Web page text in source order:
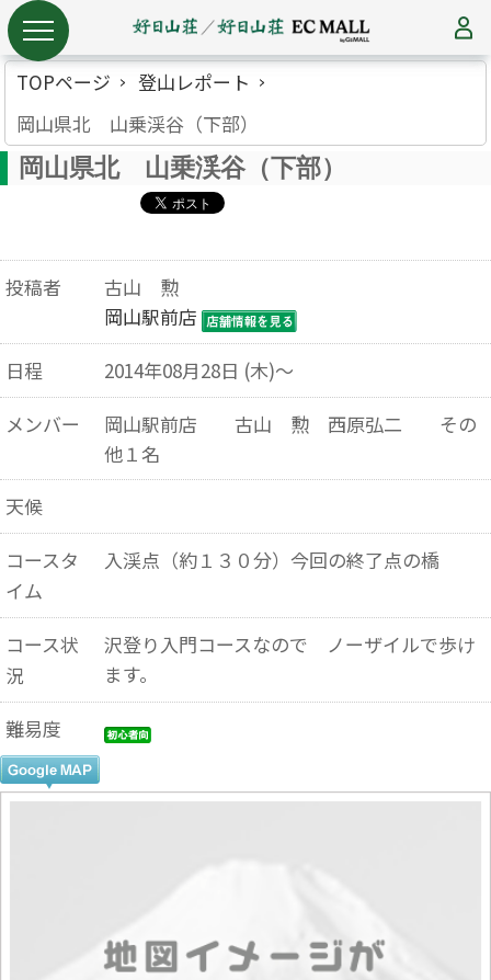
TOPページ
登山レポート
岡山県北 山乗渓谷（下部）
岡山県北 山乗渓谷（下部）
投稿者
古山 勲
岡山駅前店
日程
2014年08月28日 (木)～
メンバー
岡山駅前店 古山 勲 西原弘二 その
他１名
天候
コースタ
イム
入渓点（約１３０分）今回の終了点の橋
コース状
況
沢登り入門コースなので ノーザイルで歩け
ます。
難易度